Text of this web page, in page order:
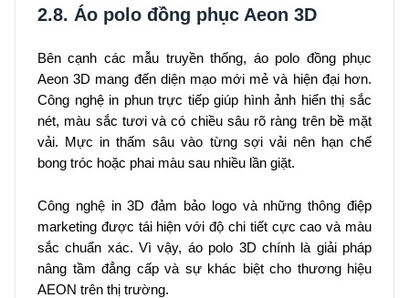
2.8. Áo polo đồng phục Aeon 3D
Bên cạnh các mẫu truyền thống, áo polo đồng phục
Aeon 3D mang đến diện mạo mới mẻ và hiện đại hơn.
Công nghệ in phun trực tiếp giúp hình ảnh hiển thị sắc
nét, màu sắc tươi và có chiều sâu rõ ràng trên bề mặt
vải. Mực in thấm sâu vào từng sợi vải nên hạn chế
bong tróc hoặc phai màu sau nhiều lần giặt.
Công nghệ in 3D đảm bảo logo và những thông điệp
marketing được tái hiện với độ chi tiết cực cao và màu
sắc chuẩn xác. Vì vậy, áo polo 3D chính là giải pháp
nâng tầm đẳng cấp và sự khác biệt cho thương hiệu
AEON trên thị trường.